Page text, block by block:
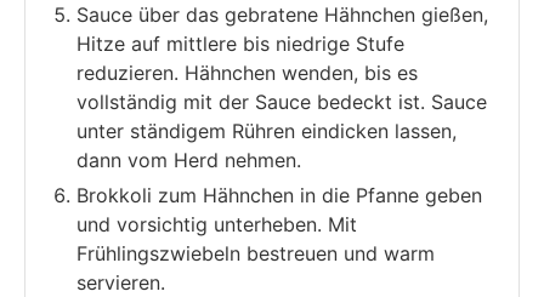
Sauce über das gebratene Hähnchen gießen,
Hitze auf mittlere bis niedrige Stufe
reduzieren. Hähnchen wenden, bis es
vollständig mit der Sauce bedeckt ist. Sauce
unter ständigem Rühren eindicken lassen,
dann vom Herd nehmen.
Brokkoli zum Hähnchen in die Pfanne geben
und vorsichtig unterheben. Mit
Frühlingszwiebeln bestreuen und warm
servieren.